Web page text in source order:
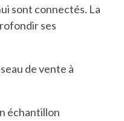
sont connectés. La
ses
de vente à
échantillon